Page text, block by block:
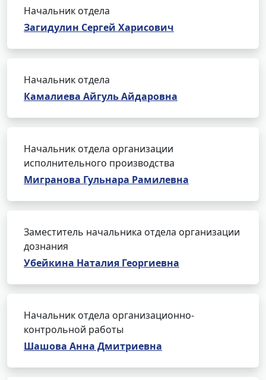
Начальник отдела
Загидулин Сергей Харисович
Начальник отдела
Камалиева Айгуль Айдаровна
Начальник отдела организации
исполнительного производства
Мигранова Гульнара Рамилевна
Заместитель начальника отдела организации
дознания
Убейкина Наталия Георгиевна
Начальник отдела организационно-
контрольной работы
Шашова Анна Дмитриевна